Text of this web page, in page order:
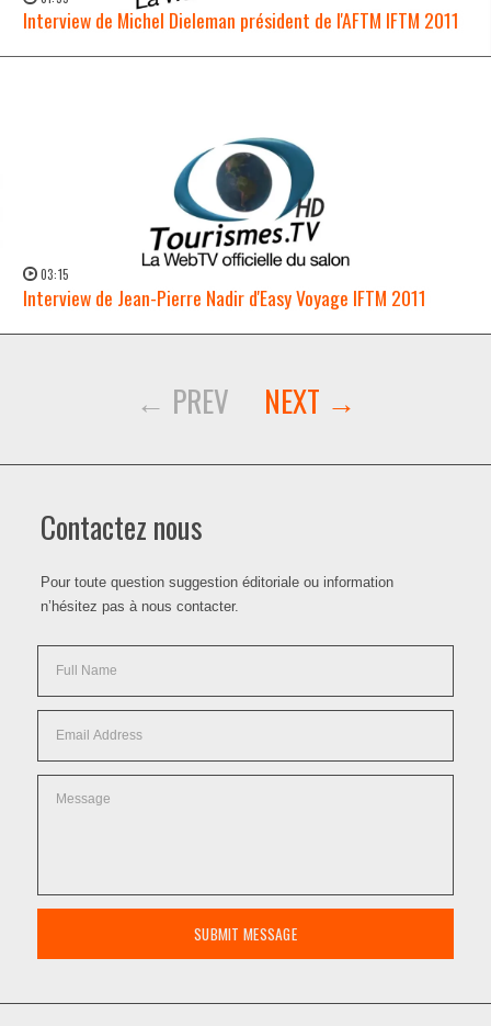
Interview de Michel Dieleman président de l'AFTM IFTM 2011
03:15
Interview de Jean-Pierre Nadir d'Easy Voyage IFTM 2011
Contactez nous
Pour toute question suggestion éditoriale ou information
n’hésitez pas à nous contacter.
SUBMIT MESSAGE